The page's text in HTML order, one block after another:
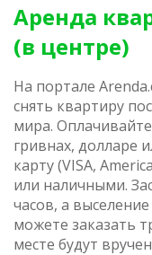
Аренда
(в центре)
На портале
снять квартиру
мира.
гривнах, долларе
карту (VISA,
или наличными.
часов, а
можете заказать
месте будут